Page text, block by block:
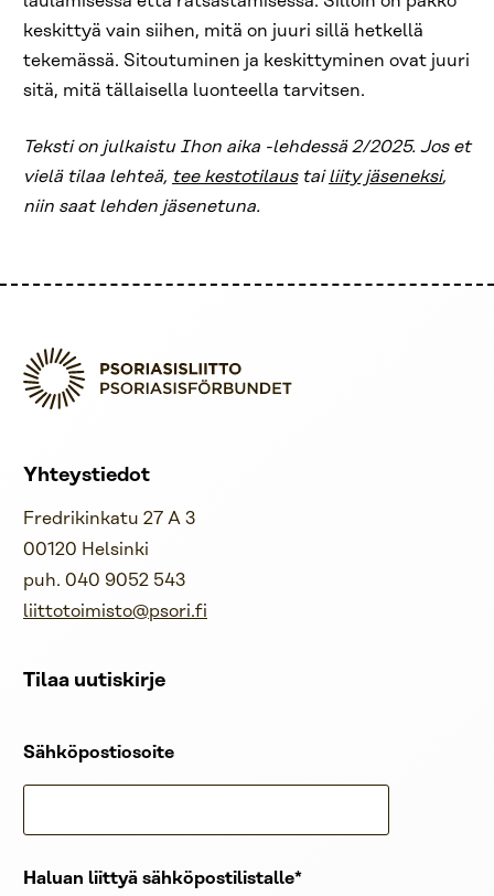
keskittyä vain siihen, mitä on juuri sillä hetkellä
tekemässä. Sitoutuminen ja keskittyminen ovat juuri
sitä, mitä tällaisella luonteella tarvitsen.
Teksti on julkaistu Ihon aika -lehdessä 2/2025. Jos et
vielä tilaa lehteä, tee kestotilaustailiity jäseneksi,
niin saat lehden jäsenetuna.
Yhteystiedot
Fredrikinkatu 27 A 3
00120 Helsinki
puh. 040 9052 543
liittotoimisto@psori.fi
Tilaa uutiskirje
Sähköpostiosoite
Haluan liittyä sähköpostilistalle